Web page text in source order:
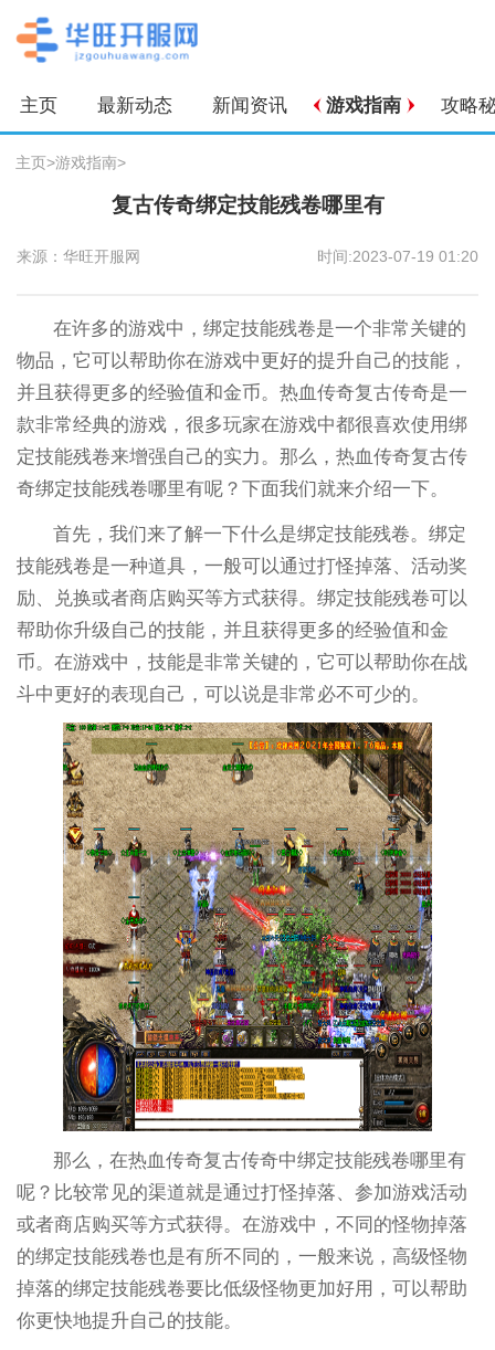
主页 最新动态 新闻资讯 游戏指南 攻略
主页>游戏指南>
复古传奇绑定技能残卷哪里有
来源：华旺开服网 时间:2023-07-19 01:20
在许多的游戏中，绑定技能残卷是一个非常关键的
物品，它可以帮助你在游戏中更好的提升自己的技能，
并且获得更多的经验值和金币。热血传奇复古传奇是一
款非常经典的游戏，很多玩家在游戏中都很喜欢使用绑
定技能残卷来增强自己的实力。那么，热血传奇复古传
奇绑定技能残卷哪里有呢？下面我们就来介绍一下。
首先，我们来了解一下什么是绑定技能残卷。绑定
技能残卷是一种道具，一般可以通过打怪掉落、活动奖
励、兑换或者商店购买等方式获得。绑定技能残卷可以
帮助你升级自己的技能，并且获得更多的经验值和金
币。在游戏中，技能是非常关键的，它可以帮助你在战
斗中更好的表现自己，可以说是非常必不可少的。
那么，在热血传奇复古传奇中绑定技能残卷哪里有
呢？比较常见的渠道就是通过打怪掉落、参加游戏活动
或者商店购买等方式获得。在游戏中，不同的怪物掉落
的绑定技能残卷也是有所不同的，一般来说，高级怪物
掉落的绑定技能残卷要比低级怪物更加好用，可以帮助
你更快地提升自己的技能。